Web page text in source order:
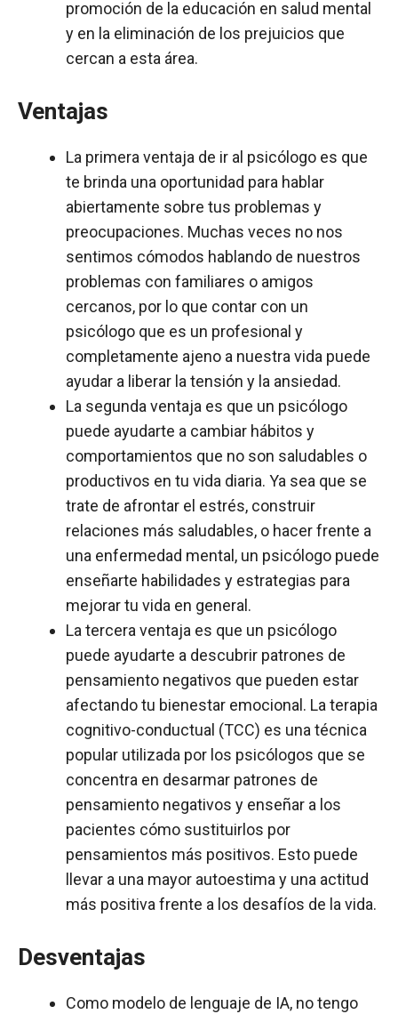
promoción de la educación en salud mental
y en la eliminación de los prejuicios que
cercan a esta área.
Ventajas
La primera ventaja de ir al psicólogo es que
te brinda una oportunidad para hablar
abiertamente sobre tus problemas y
preocupaciones. Muchas veces no nos
sentimos cómodos hablando de nuestros
problemas con familiares o amigos
cercanos, por lo que contar con un
psicólogo que es un profesional y
completamente ajeno a nuestra vida puede
ayudar a liberar la tensión y la ansiedad.
La segunda ventaja es que un psicólogo
puede ayudarte a cambiar hábitos y
comportamientos que no son saludables o
productivos en tu vida diaria. Ya sea que se
trate de afrontar el estrés, construir
relaciones más saludables, o hacer frente a
una enfermedad mental, un psicólogo puede
enseñarte habilidades y estrategias para
mejorar tu vida en general.
La tercera ventaja es que un psicólogo
puede ayudarte a descubrir patrones de
pensamiento negativos que pueden estar
afectando tu bienestar emocional. La terapia
cognitivo-conductual (TCC) es una técnica
popular utilizada por los psicólogos que se
concentra en desarmar patrones de
pensamiento negativos y enseñar a los
pacientes cómo sustituirlos por
pensamientos más positivos. Esto puede
llevar a una mayor autoestima y una actitud
más positiva frente a los desafíos de la vida.
Desventajas
Como modelo de lenguaje de IA, no tengo